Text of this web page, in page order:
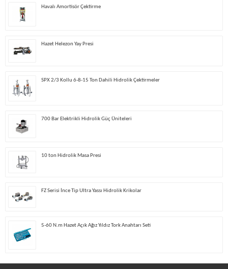
Havalı Amortisör Çektirme
Hazet Helezon Yay Presi
SPX 2/3 Kollu 6-8-15 Ton Dahili Hidrolik Çektirmeler
700 Bar Elektrikli Hidrolik Güç Üniteleri
10 ton Hidrolik Masa Presi
FZ Serisi İnce Tip Ultra Yassı Hidrolik Krikolar
5-60 N.m Hazet Açık Ağız Yıldız Tork Anahtarı Seti